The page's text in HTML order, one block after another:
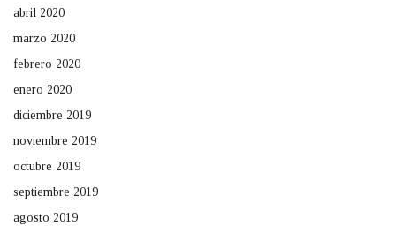
abril 2020
marzo 2020
febrero 2020
enero 2020
diciembre 2019
noviembre 2019
octubre 2019
septiembre 2019
agosto 2019